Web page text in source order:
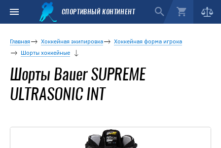
СПОРТИВНЫЙ КОНТИНЕНТ
Главная Хоккейная экипировка
Хоккейная форма игрока
Шорты хоккейные
Шорты Bauer SUPREME
ULTRASONIC INT